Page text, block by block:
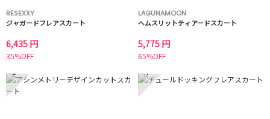
RESEXXY
ジャガードフレアスカート
6,435 円
35%OFF
LAGUNAMOON
ヘムスリットティアードスカート
5,775 円
65%OFF
3 4